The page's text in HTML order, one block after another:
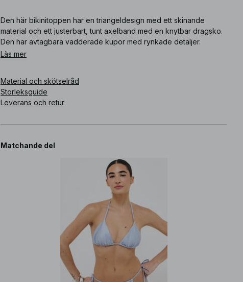
Den här bikinitoppen har en triangeldesign med ett skinande
material och ett justerbart, tunt axelband med en knytbar dragsko.
Den har avtagbara vadderade kupor med rynkade detaljer.
Läs mer
Material och skötselråd
Storleksguide
Leverans och retur
Matchande del